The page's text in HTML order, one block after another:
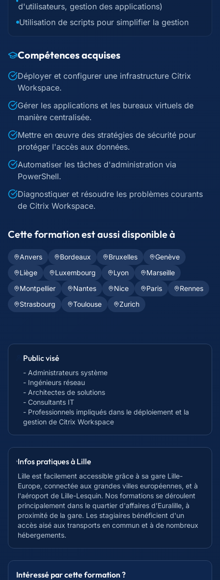
d'utilisateurs, gestion des applications)
Utilisation de scripts pour simplifier la gestion
Compétences acquises
Déployer et configurer une infrastructure Citrix
Workspace.
Gérer les applications et les bureaux virtuels de
manière centralisée.
Mettre en œuvre des stratégies de sécurité pour
protéger l'accès aux données.
Automatiser les tâches d'administration via
PowerShell.
Diagnostiquer et résoudre les problèmes courants
de Citrix Workspace.
Cette formation est aussi disponible à
Anvers Bordeaux Bruxelles
Genève
Liège
Luxembourg Lyon
Marseille
Montpellier
Nantes Nice Paris
Rennes
Strasbourg
Toulouse Zurich
Public visé
- Administrateurs système
- Ingénieurs réseau
- Architectes de solutions
- Consultants IT
- Professionnels impliqués dans le déploiement et la
gestion de Citrix Workspace
Infos pratiques à Lille
Lille est facilement accessible grâce à sa gare Lille-
Europe, connectée aux grandes villes européennes, et à
l'aéroport de Lille-Lesquin. Nos formations se déroulent
principalement dans le quartier d'affaires d'Euralille, à
proximité de la gare. Les stagiaires bénéficient d'un
accès aisé aux transports en commun et à de nombreux
hébergements.
Intéressé par cette formation ?